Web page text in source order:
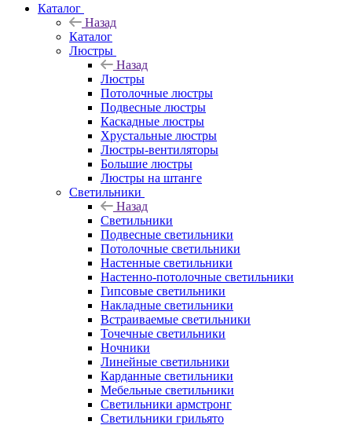
Каталог
Назад
Каталог
Люстры
Назад
Люстры
Потолочные люстры
Подвесные люстры
Каскадные люстры
Хрустальные люстры
Люстры-вентиляторы
Большие люстры
Люстры на штанге
Светильники
Назад
Светильники
Подвесные светильники
Потолочные светильники
Настенные светильники
Настенно-потолочные светильники
Гипсовые светильники
Накладные светильники
Встраиваемые светильники
Точечные светильники
Ночники
Линейные светильники
Карданные светильники
Мебельные светильники
Светильники армстронг
Светильники грильято